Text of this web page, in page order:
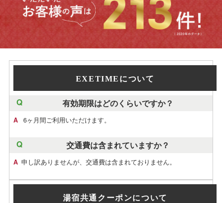
EXETIMEについて
有効期限はどのくらいですか？
6ヶ月間ご利用いただけます。
交通費は含まれていますか？
申し訳ありませんが、交通費は含まれておりません。
湯宿共通クーポンについて